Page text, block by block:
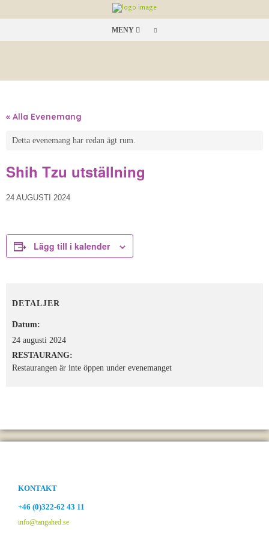
MENY
« Alla Evenemang
Detta evenemang har redan ägt rum.
Shih Tzu utställning
24 AUGUSTI 2024
Lägg till i kalender
DETALJER
Datum:
24 augusti 2024
RESTAURANG:
Restaurangen är inte öppen under evenemanget
KONTAKT
+46 (0)322-62 43 11
info@tangahed.se